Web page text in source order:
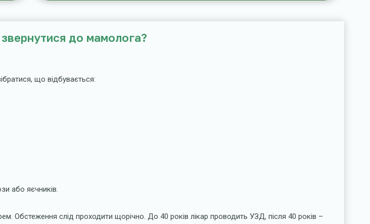
до мамолога?
що відбувається:
або яєчників.
Обстеження слід проходити щорічно. До 40 років лікар проводить УЗД, після 40 років –